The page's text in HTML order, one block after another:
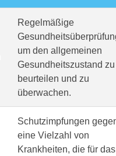
Regelmäßige
um den allgemeinen
Gesundheitszustand zu
beurteilen und zu
überwachen.
Schutzimpfungen
eine Vielzahl von
Krankheiten, die für das